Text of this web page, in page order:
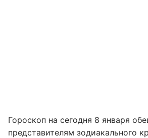
Гороскоп на сегодня 8 января
представителям зодиакального